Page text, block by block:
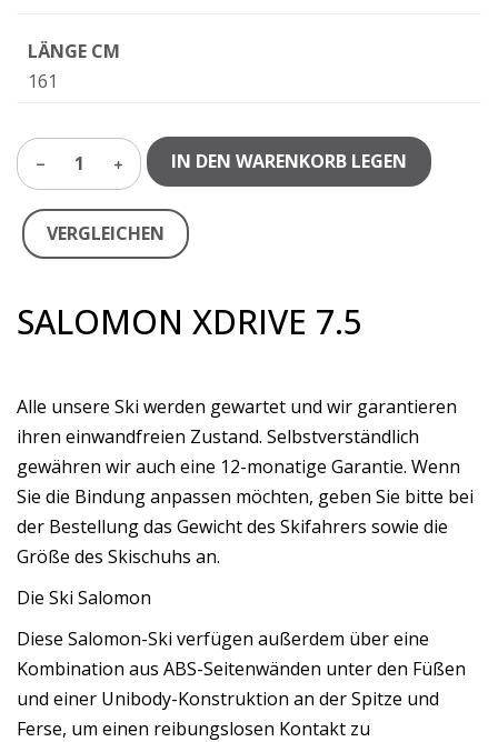
LÄNGE CM
161
1 IN DEN WARENKORB LEGEN
VERGLEICHEN
SALOMON XDRIVE 7.5
Alle unsere Ski werden gewartet und wir garantieren
ihren einwandfreien Zustand. Selbstverständlich
gewähren wir auch eine 12-monatige Garantie. Wenn
Sie die Bindung anpassen möchten, geben Sie bitte bei
der Bestellung das Gewicht des Skifahrers sowie die
Größe des Skischuhs an.
Die Ski Salomon
Diese Salomon-Ski verfügen außerdem über eine
Kombination aus ABS-Seitenwänden unter den Füßen
und einer Unibody-Konstruktion an der Spitze und
Ferse, um einen reibungslosen Kontakt zu